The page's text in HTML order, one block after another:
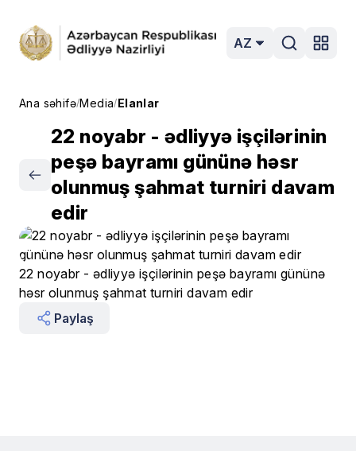
AZ
Ana səhifə/Media/Elanlar
22 noyabr - ədliyyə işçilərinin
peşə bayramı gününə həsr
olunmuş şahmat turniri davam
edir
22 noyabr - ədliyyə işçilərinin peşə bayramı gününə
həsr olunmuş şahmat turniri davam edir
Paylaş